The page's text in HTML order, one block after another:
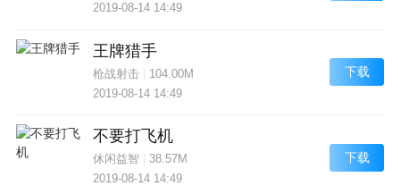
2019-08-14 14:49
王牌猎手
枪战射击
104.00M
2019-08-14 14:49
下载
不要打飞机
休闲益智
38.57M
2019-08-14 14:49
下载